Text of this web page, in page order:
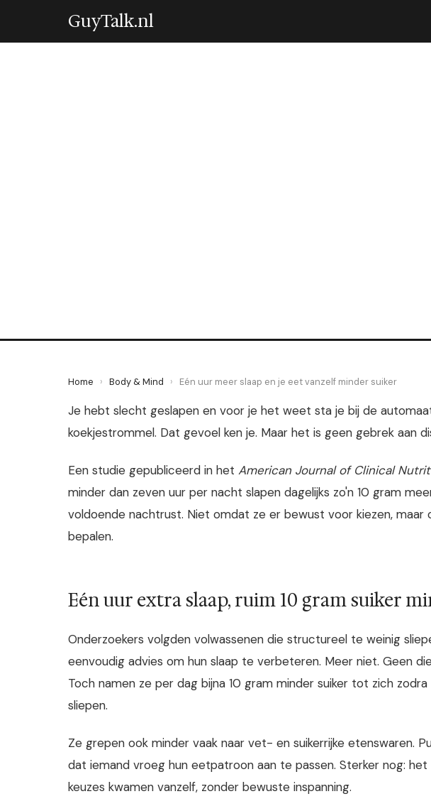
GuyTalk.nl
Home › Body & Mind › Eén uur meer slaap en je eet vanzelf minder suiker
Je hebt slecht geslapen en voor je het weet sta je bij de
koekjestrommel. Dat gevoel ken je. Maar het is geen gebrek aan
Een studie gepubliceerd in het American Journal of Clinical
minder dan zeven uur per nacht slapen dagelijks zo'n 10 gram
voldoende nachtrust. Niet omdat ze er bewust voor kiezen,
bepalen.
Eén uur extra slaap, ruim 10 gram suiker
Onderzoekers volgden volwassenen die structureel te weinig
eenvoudig advies om hun slaap te verbeteren. Meer niet. Geen
Toch namen ze per dag bijna 10 gram minder suiker tot zich
sliepen.
Ze grepen ook minder vaak naar vet- en suikerrijke etenswaren.
dat iemand vroeg hun eetpatroon aan te passen. Sterker nog:
keuzes kwamen vanzelf, zonder bewuste inspanning.